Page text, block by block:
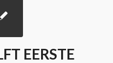
EERSTE